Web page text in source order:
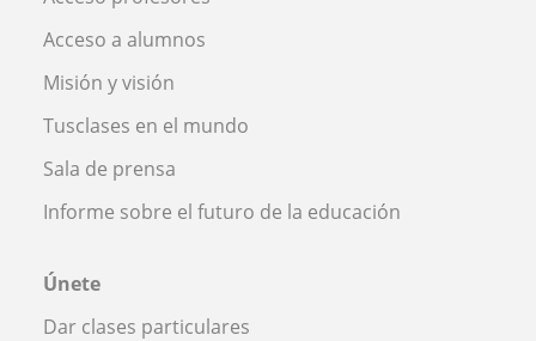
Acceso a alumnos
Misión y visión
Tusclases en el mundo
Sala de prensa
Informe sobre el futuro de la educación
Únete
Dar clases particulares